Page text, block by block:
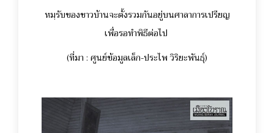
หมฺรับของชาวบ้านจะตั้งรวมกันอยู่บนศาลาการเปรียญ
เพื่อรอทำพิธีต่อไป
(ที่มา : ศูนย์ข้อมูลเล็ก-ประไพ วิริยะพันธุ์)